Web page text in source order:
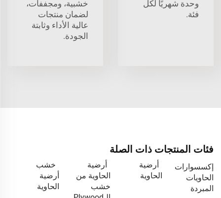
وحدة شهريًا لكل
فئة.
خشبية، ومجففات،
لضمان منتجات
عالية الأداء وثابتة
الجودة.
فئات المنتجات ذات الصلة
إكسسوارات
الحاويات
المبردة
أرضية
الحاوية
أرضية
الحاوية من
خشب
خشب
أرضية
الحاوية